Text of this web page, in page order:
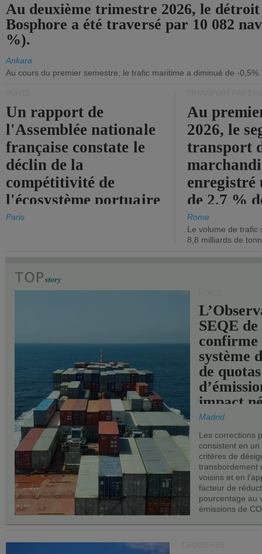
Au deuxième trimestre 2026, le
Bosphore a été traversé par 10 082
%).
Ankara
Au cours du premier semestre, le trafic maritime a diminué de -0,5%.
Un rapport de
l'Assemblée nationale
française constate le
déclin de la
compétitivité de
l'écosystème portuaire
de l'État.
Paris
Au
2026, le
transport
enregistré
de 2,7 %
chiffre
Rome
Le volume de trafic
8,8 milliards de
SEQE de
confirme
système
de quotas
impact
les ports
Madrid
Les corrections
consistent en
critères de
transbordement
voisins et en
facteur de
pourcentage au
émissions de